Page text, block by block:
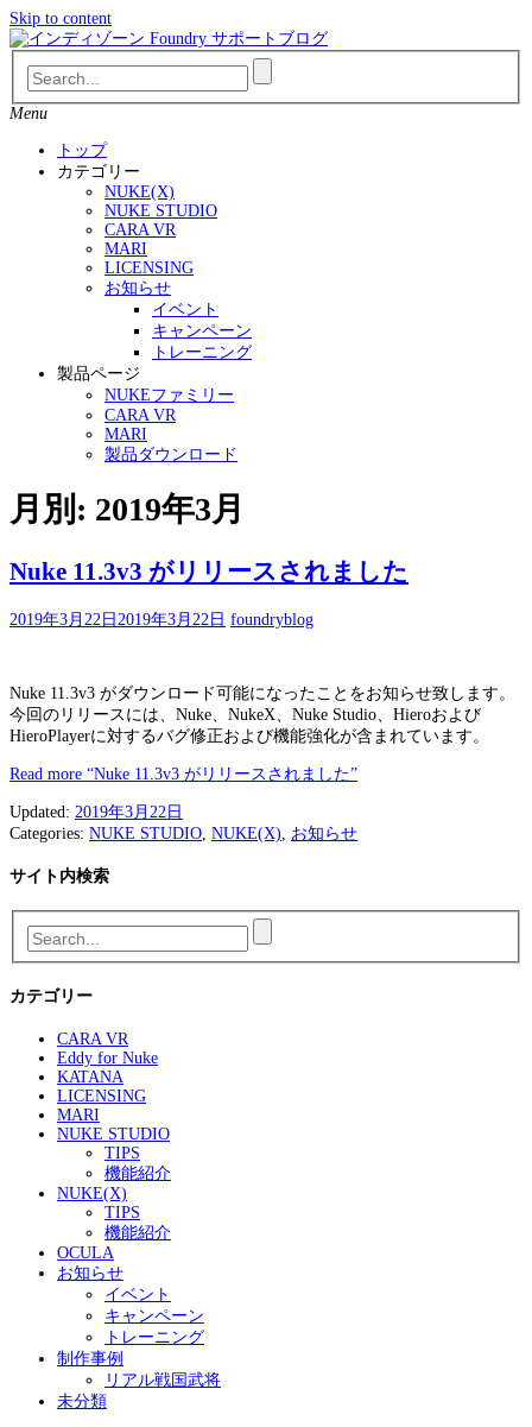
Skip to content
Menu
トップ
カテゴリー
NUKE(X)
NUKE STUDIO
CARA VR
MARI
LICENSING
お知らせ
イベント
キャンペーン
トレーニング
製品ページ
NUKEファミリー
CARA VR
MARI
製品ダウンロード
月別: 2019年3月
Nuke 11.3v3 がリリースされました
2019年3月22日 2019年3月22日 foundryblog
Nuke 11.3v3 がダウンロード可能になったことをお知らせ致します。
今回のリリースには、Nuke、NukeX、Nuke Studio、Hieroおよび
HieroPlayerに対するバグ修正および機能強化が含まれています。
Read more “Nuke 11.3v3 がリリースされました”
Updated: 2019年3月22日
Categories: NUKE STUDIO NUKE(X) お知らせ
サイト内検索
カテゴリー
CARA VR
Eddy for Nuke
KATANA
LICENSING
MARI
NUKE STUDIO
TIPS
機能紹介
NUKE(X)
TIPS
機能紹介
OCULA
お知らせ
イベント
キャンペーン
トレーニング
制作事例
リアル戦国武将
未分類